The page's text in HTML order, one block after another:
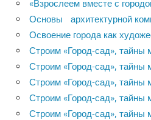
«Взрослеем вместе с
Основы архитектурной
Освоение города как
Строим «Город-сад», тайны
Строим «Город-сад», тайны
Строим «Город-сад», тайны
Строим «Город-сад», тайны
Строим «Город-сад», тайны